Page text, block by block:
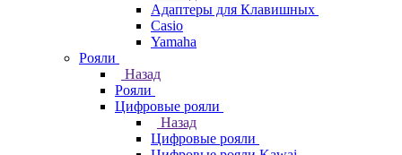
Адаптеры для Клавишных
Casio
Yamaha
Рояли
Назад
Рояли
Цифровые рояли
Назад
Цифровые рояли